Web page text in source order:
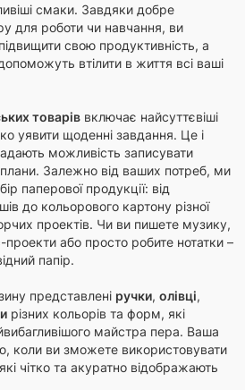
смаки. Завдяки добре
для роботи чи навчання, ви
свою продуктивність, а
втілити в життя всі ваші
товарів включає найсуттєвіші
уявити щоденні завдання. Це і
можливість записувати
Залежно від ваших потреб, ми
паперової продукції: від
до кольорового картону різної
проектів. Чи ви пишете музику,
проекти або просто робите нотатки –
папір.
представлені ручки, олівці,
різних кольорів та форм, які
майстра пера. Ваша
коли ви зможете використовувати
чітко та акуратно відображають